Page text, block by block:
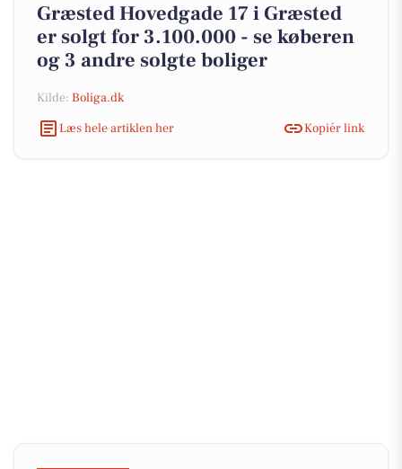
Græsted Hovedgade 17 i Græsted
er solgt for 3.100.000 - se køberen
og 3 andre solgte boliger
Kilde: Boliga.dk
Læs hele artiklen her
Kopiér link